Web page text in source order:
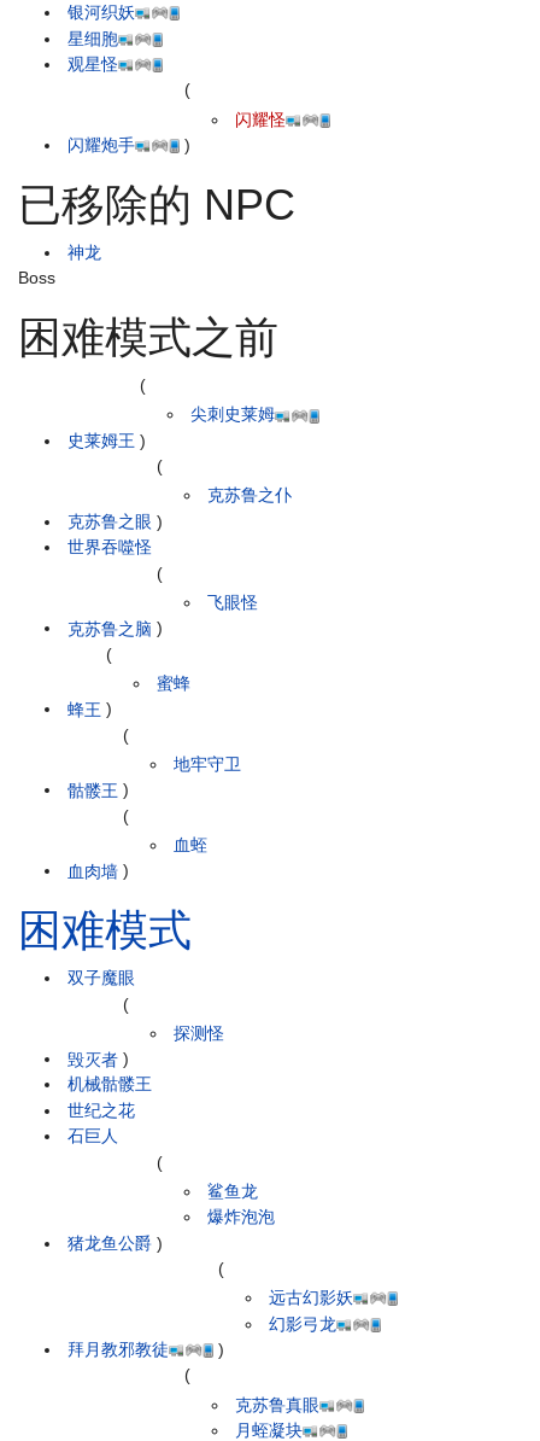
银河织妖
星细胞
观星怪
闪耀炮手
(
闪耀怪
)
已移除的 NPC
神龙
Boss
困难模式之前
史莱姆王
(
尖刺史莱姆
)
克苏鲁之眼
(
克苏鲁之仆
)
世界吞噬怪
克苏鲁之脑
(
飞眼怪
)
蜂王
(
蜜蜂
)
骷髅王
(
地牢守卫
)
血肉墙
(
血蛭
)
困难模式
双子魔眼
毁灭者
(
探测怪
)
机械骷髅王
世纪之花
石巨人
猪龙鱼公爵
(
鲨鱼龙
爆炸泡泡
)
拜月教邪教徒
(
远古幻影妖
幻影弓龙
)
(
克苏鲁真眼
月蛭凝块